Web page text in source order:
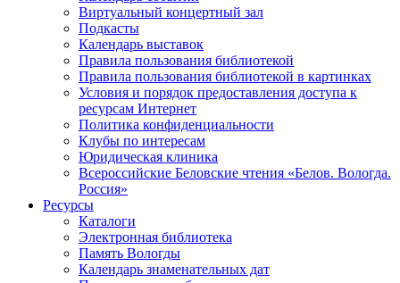
Виртуальный концертный зал
Подкасты
Календарь выставок
Правила пользования библиотекой
Правила пользования библиотекой в картинках
Условия и порядок предоставления доступа к
ресурсам Интернет
Политика конфиденциальности
Клубы по интересам
Юридическая клиника
Всероссийские Беловские чтения «Белов. Вологда.
Россия»
Ресурсы
Каталоги
Электронная библиотека
Память Вологды
Календарь знаменательных дат